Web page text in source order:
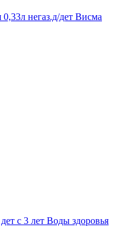
негаз.д/дет Висма
с 3 лет Воды здоровья